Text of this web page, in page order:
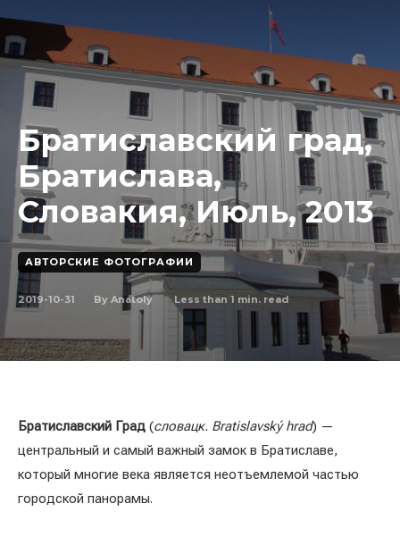
Братиславский град,
Братислава,
Словакия, Июль, 2013
АВТОРСКИЕ ФОТОГРАФИИ
2019-10-31 By Anatoly Less than 1 min. read
Братиславский Град (словацк. Bratislavský hrad) —
центральный и самый важный замок в Братиславе,
который многие века является неотъемлемой частью
городской панорамы.